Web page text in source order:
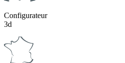
Configurateur
3d